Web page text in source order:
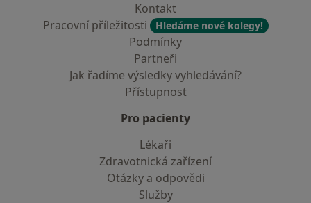
Kontakt
Pracovní příležitosti
Hledáme nové kolegy!
Podmínky
Partneři
Jak řadíme výsledky vyhledávání?
Přístupnost
Pro pacienty
Lékaři
Zdravotnická zařízení
Otázky a odpovědi
Služby